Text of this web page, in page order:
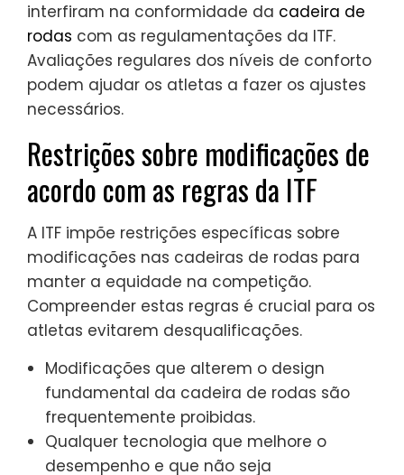
interfiram na conformidade da cadeira de
rodas com as regulamentações da ITF.
Avaliações regulares dos níveis de conforto
podem ajudar os atletas a fazer os ajustes
necessários.
Restrições sobre modificações de
acordo com as regras da ITF
A ITF impõe restrições específicas sobre
modificações nas cadeiras de rodas para
manter a equidade na competição.
Compreender estas regras é crucial para os
atletas evitarem desqualificações.
Modificações que alterem o design
fundamental da cadeira de rodas são
frequentemente proibidas.
Qualquer tecnologia que melhore o
desempenho e que não seja